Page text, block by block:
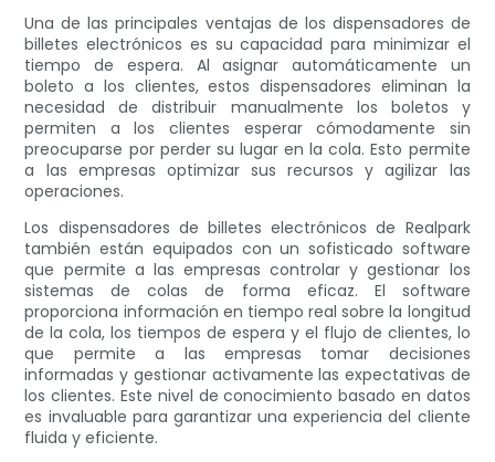
Una de las principales ventajas de los dispensadores de
billetes electrónicos es su capacidad para minimizar el
tiempo de espera. Al asignar automáticamente un
boleto a los clientes, estos dispensadores eliminan la
necesidad de distribuir manualmente los boletos y
permiten a los clientes esperar cómodamente sin
preocuparse por perder su lugar en la cola. Esto permite
a las empresas optimizar sus recursos y agilizar las
operaciones.
Los dispensadores de billetes electrónicos de Realpark
también están equipados con un sofisticado software
que permite a las empresas controlar y gestionar los
sistemas de colas de forma eficaz. El software
proporciona información en tiempo real sobre la longitud
de la cola, los tiempos de espera y el flujo de clientes, lo
que permite a las empresas tomar decisiones
informadas y gestionar activamente las expectativas de
los clientes. Este nivel de conocimiento basado en datos
es invaluable para garantizar una experiencia del cliente
fluida y eficiente.